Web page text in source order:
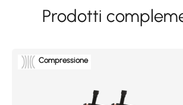
Compressione